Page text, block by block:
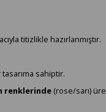
titizlikle hazırlanmıştır.
sahiptir.
renklerinde (rose/sarı)